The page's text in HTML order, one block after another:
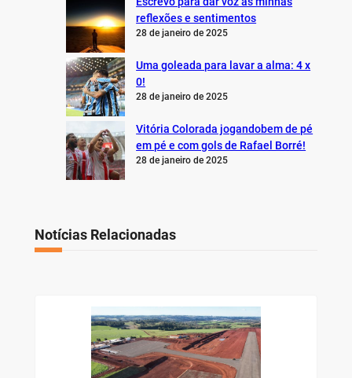
reflexões e sentimentos
28 de janeiro de 2025
Uma goleada para lavar a alma: 4 x
0!
28 de janeiro de 2025
Vitória Colorada jogandobem de pé
em pé e com gols de Rafael Borré!
28 de janeiro de 2025
Notícias Relacionadas